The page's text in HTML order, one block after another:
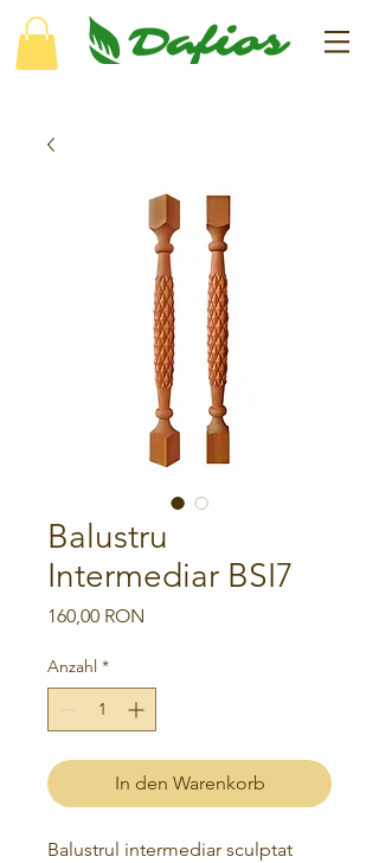
Balustru
Intermediar BSI7
160,00 RON
Anzahl *
In den Warenkorb
Balustrul intermediar sculptat